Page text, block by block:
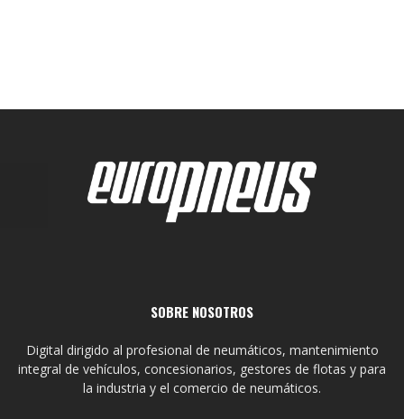
SOBRE NOSOTROS
Digital dirigido al profesional de neumáticos, mantenimiento
integral de vehículos, concesionarios, gestores de flotas y para
la industria y el comercio de neumáticos.